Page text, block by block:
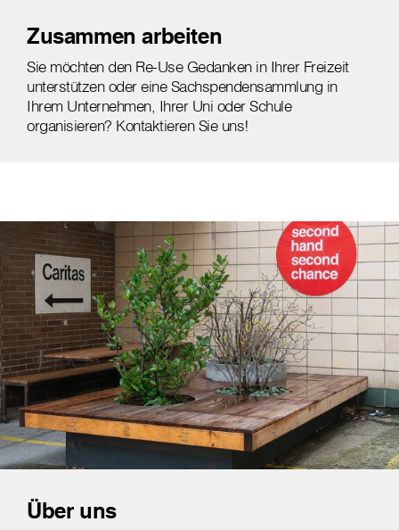
Zusammen arbeiten
Sie möchten den Re-Use Gedanken in Ihrer Freizeit
unterstützen oder eine Sachspendensammlung in
Ihrem Unternehmen, Ihrer Uni oder Schule
organisieren? Kontaktieren Sie uns!
Über uns